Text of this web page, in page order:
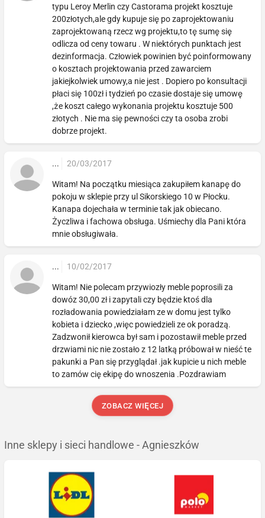
typu Leroy Merlin czy Castorama projekt kosztuje
200złotych,ale gdy kupuje się po zaprojektowaniu
zaprojektowaną rzecz wg projektu,to tę sumę się
odlicza od ceny towaru . W niektórych punktach jest
dezinformacja. Człowiek powinien być poinformowany
o kosztach projektowania przed zawarciem
jakiejkolwiek umowy,a nie jest . Dopiero po konsultacji
płaci się 100zł i tydzień po czasie dostaje się umowę
,że koszt całego wykonania projektu kosztuje 500
złotych . Nie ma się pewności czy ta osoba zrobi
dobrze projekt.
... 20/03/2017
Witam! Na początku miesiąca zakupiłem kanapę do
pokoju w sklepie przy ul Sikorskiego 10 w Płocku.
Kanapa dojechała w terminie tak jak obiecano.
Życzliwa i fachowa obsługa. Uśmiechy dla Pani która
mnie obsługiwała.
... 10/02/2017
Witam! Nie polecam przywiozły meble poprosili za
dowóz 30,00 zł i zapytali czy będzie ktoś dla
rozładowania powiedziałam ze w domu jest tylko
kobieta i dziecko ,więc powiedzieli ze ok poradzą.
Zadzwonił kierowca był sam i pozostawił meble przed
drzwiami nic nie zostało z 12 latką próbował w nieść te
pakunki a Pan się przyglądał .jak kupicie u nich meble
to zamów cię ekipę do wnoszenia .Pozdrawiam
ZOBACZ WIĘCEJ
Inne sklepy i sieci handlowe - Agnieszków